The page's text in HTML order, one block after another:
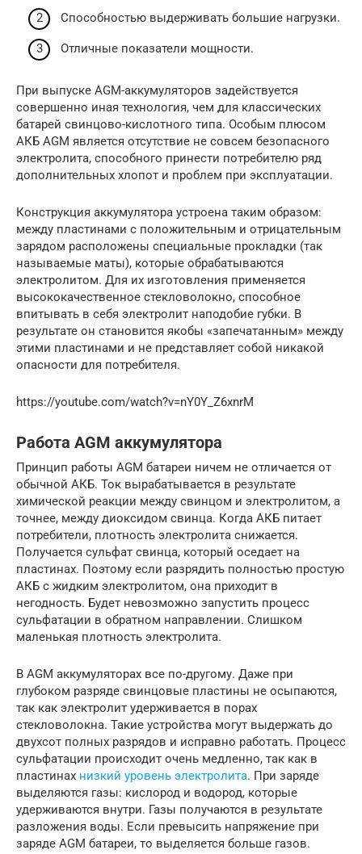
Способностью выдерживать большие нагрузки.
Отличные показатели мощности.
При выпуске AGM-аккумуляторов задействуется
совершенно иная технология, чем для классических
батарей свинцово-кислотного типа. Особым плюсом
АКБ AGM является отсутствие не совсем безопасного
электролита, способного принести потребителю ряд
дополнительных хлопот и проблем при эксплуатации.
Конструкция аккумулятора устроена таким образом:
между пластинами с положительным и отрицательным
зарядом расположены специальные прокладки (так
называемые маты), которые обрабатываются
электролитом. Для их изготовления применяется
высококачественное стекловолокно, способное
впитывать в себя электролит наподобие губки. В
результате он становится якобы «запечатанным» между
этими пластинами и не представляет собой никакой
опасности для потребителя.
https://youtube.com/watch?v=nY0Y_Z6xnrM
Работа AGM аккумулятора
Принцип работы AGM батареи ничем не отличается от
обычной АКБ. Ток вырабатывается в результате
химической реакции между свинцом и электролитом, а
точнее, между диоксидом свинца. Когда АКБ питает
потребители, плотность электролита снижается.
Получается сульфат свинца, который оседает на
пластинах. Поэтому если разрядить полностью простую
АКБ с жидким электролитом, она приходит в
негодность. Будет невозможно запустить процесс
сульфатации в обратном направлении. Слишком
маленькая плотность электролита.
В AGM аккумуляторах все по-другому. Даже при
глубоком разряде свинцовые пластины не осыпаются,
так как электролит удерживается в порах
стекловолокна. Такие устройства могут выдержать до
двухсот полных разрядов и исправно работать. Процесс
сульфатации происходит очень медленно, так как в
пластинах низкий уровень электролита. При заряде
выделяются газы: кислород и водород, которые
удерживаются внутри. Газы получаются в результате
разложения воды. Если превысить напряжение при
заряде AGM батареи, то выделяется больше газов.